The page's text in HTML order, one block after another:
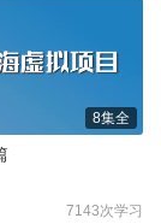
8集全
7143次学习